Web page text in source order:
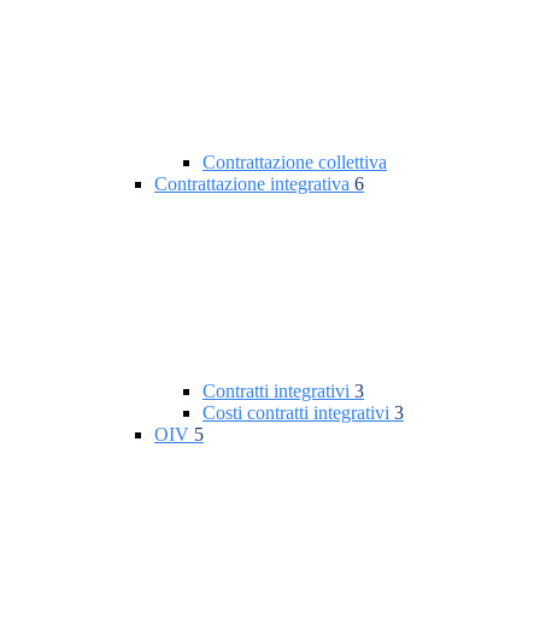
Contrattazione collettiva
Contrattazione integrativa 6
Contratti integrativi 3
Costi contratti integrativi 3
OIV 5